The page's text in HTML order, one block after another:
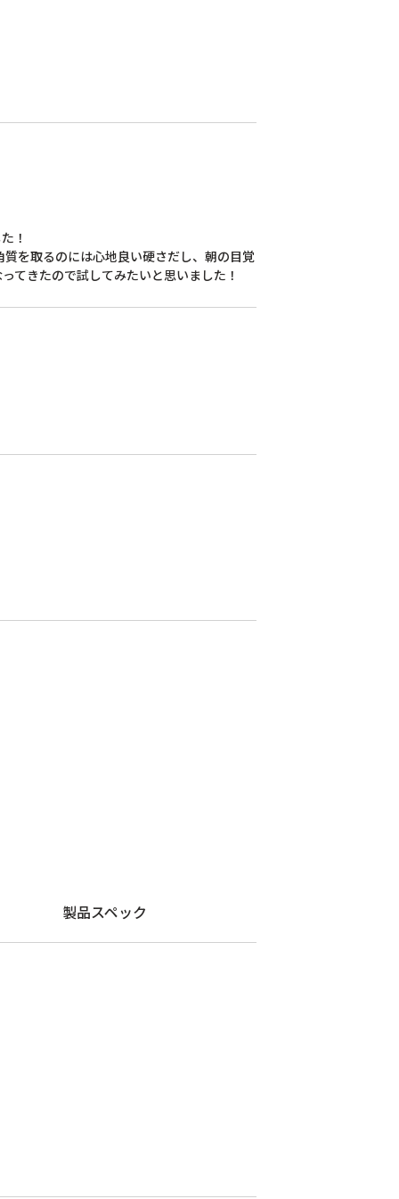
！
を取るのには心地良い硬さだし、朝の目覚
てきたので試してみたいと思いました！
製品スペック